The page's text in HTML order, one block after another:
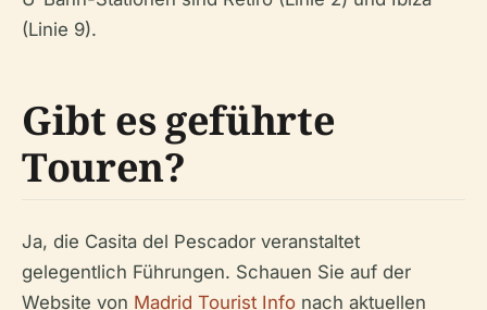
(Linie 9).
Gibt es geführte
Touren?
Ja, die Casita del Pescador veranstaltet
gelegentlich Führungen. Schauen Sie auf der
Website von Madrid Tourist Info nach aktuellen